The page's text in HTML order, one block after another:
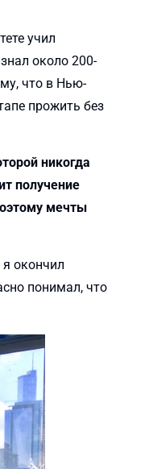
учил
около 200-
что в Нью-
прожить без
никогда
получение
мечты
окончил
понимал, что